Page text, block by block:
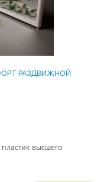
РАЗДВИЖНОЙ
высшего